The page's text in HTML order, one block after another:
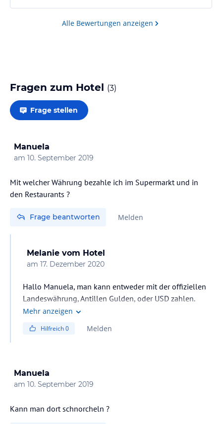
Alle Bewertungen anzeigen
Fragen zum Hotel (3)
Frage stellen
Manuela
am 10. September 2019
Mit welcher Währung bezahle ich im Supermarkt und in
den Restaurants ?
Frage beantworten Melden
Melanie vom Hotel
am 17. Dezember 2020
Hallo Manuela, man kann entweder mit der offiziellen
Landeswährung, Antillen Gulden, oder USD zahlen.
Beides kann man übrigens vor Ort abheben. Und
Mehr anzeigen
Hilfreich0 Melden
Manuela
am 10. September 2019
Kann man dort schnorcheln ?